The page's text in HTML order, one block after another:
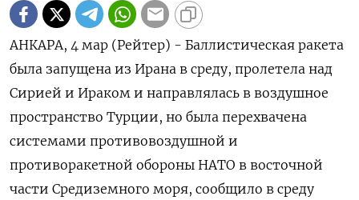
АНКАРА, 4 мар (Рейтер) - Баллистическая ракета
была запущена ‌из Ирана в среду, пролетела над ​
Сирией ​и Ираком ​и направлялась ⁠в ‌воздушное
пространство ‌Турции, но была перехвачена
системами ​противовоздушной и
‌противоракетной обороны НАТО ​в восточной
части ‌Средиземного моря, сообщило в среду